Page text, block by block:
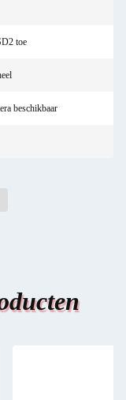
toe
beschikbaar